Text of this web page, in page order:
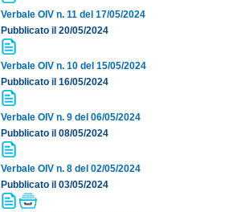
Verbale OIV n. 11 del 17/05/2024
Pubblicato il 20/05/2024
Verbale OIV n. 10 del 15/05/2024
Pubblicato il 16/05/2024
Verbale OIV n. 9 del 06/05/2024
Pubblicato il 08/05/2024
Verbale OIV n. 8 del 02/05/2024
Pubblicato il 03/05/2024